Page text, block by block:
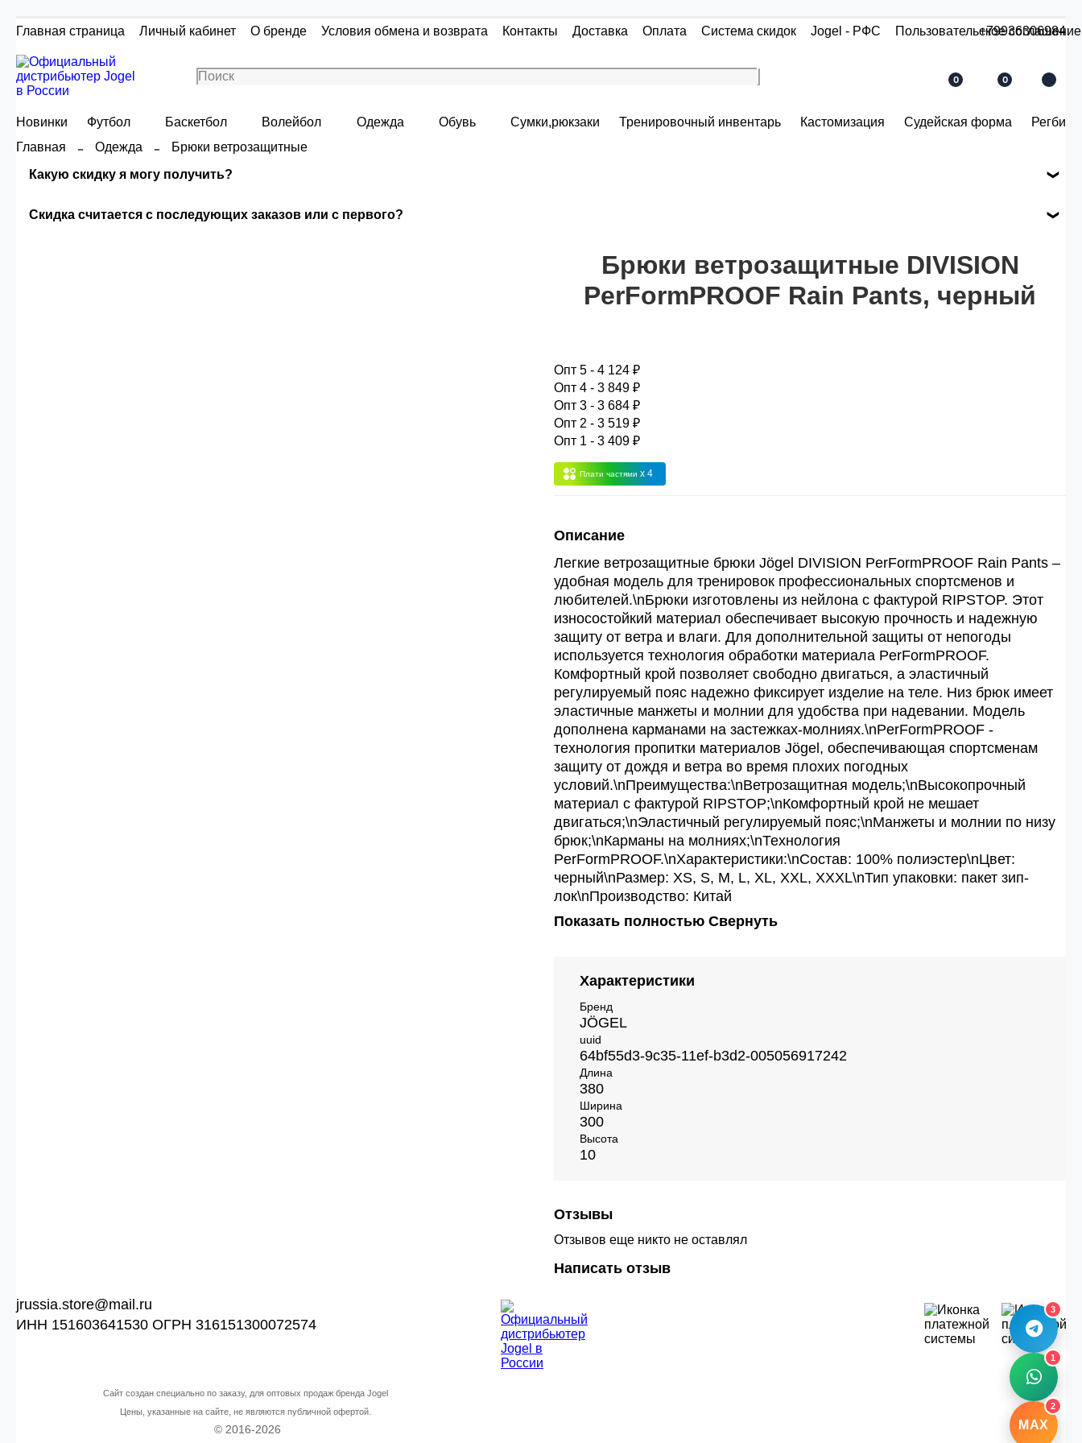
Главная страница Личный кабинет О бренде Условия обмена и возврата Контакты Доставка Оплата Система скидок Jogel - РФС Пользовательское соглашение
+79936306984
0 0
Новинки Футбол Баскетбол Волейбол Одежда Обувь Сумки,рюкзаки Тренировочный инвентарь Кастомизация Судейская форма
Регби
Главная
Одежда
Брюки ветрозащитные
Какую скидку я могу получить?
Сумма скидки зависит от стоимости вашего заказа, общая сумма заказа считается по розничной цене
сумма всех заказов за 6 месяцев - 30.000 рублей.
- сумма всех заказов за 6 месяцев 80.000 рублей
- сумма всех заказов за 6 месяцев 200.000 рублей.
Скидка считается с последующих заказов или с первого?
Брюки ветрозащитные DIVISION
PerFormPROOF Rain Pants, черный
Опт 5 - 4 124 ₽
Опт 4 - 3 849 ₽
Опт 3 - 3 684 ₽
Опт 2 - 3 519 ₽
Опт 1 - 3 409 ₽
Плати частями x 4
Описание
Легкие ветрозащитные брюки Jögel DIVISION PerFormPROOF Rain Pants –
удобная модель для тренировок профессиональных спортсменов и
любителей.\nБрюки изготовлены из нейлона с фактурой RIPSTOP. Этот
износостойкий материал обеспечивает высокую прочность и надежную
защиту от ветра и влаги. Для дополнительной защиты от непогоды
используется технология обработки материала PerFormPROOF.
Комфортный крой позволяет свободно двигаться, а эластичный
регулируемый пояс надежно фиксирует изделие на теле. Низ брюк имеет
эластичные манжеты и молнии для удобства при надевании. Модель
дополнена карманами на застежках-молниях.\nPerFormPROOF -
технология пропитки материалов Jögel, обеспечивающая спортсменам
защиту от дождя и ветра во время плохих погодных
условий.\nПреимущества:\nВетрозащитная модель;\nВысокопрочный
материал с фактурой RIPSTOP;\nКомфортный крой не мешает
двигаться;\nЭластичный регулируемый пояс;\nМанжеты и молнии по низу
брюк;\nКарманы на молниях;\nТехнология
PerFormPROOF.\nХарактеристики:\nСостав: 100% полиэстер\nЦвет:
черный\nРазмер: XS, S, M, L, XL, XXL, XXXL\nТип упаковки: пакет зип-
лок\nПроизводство: Китай
Показать полностью Свернуть
Характеристики
Бренд
JÖGEL
uuid
64bf55d3-9c35-11ef-b3d2-005056917242
Длина
380
Ширина
300
Высота
10
Отзывы
Отзывов еще никто не оставлял
Написать отзыв
jrussia.store@mail.ru
ИНН 151603641530 ОГРН 316151300072574
Сайт создан специально по заказу, для оптовых продаж бренда Jogel
Цены, указанные на сайте, не являются публичной офертой.
© 2016-2026
3
1
MAX
2